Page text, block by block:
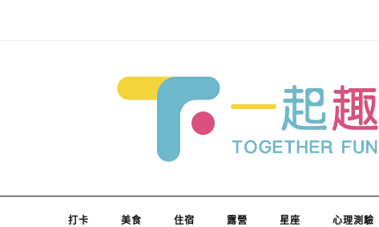
打卡 美食 住宿 露營 星座 心理測驗